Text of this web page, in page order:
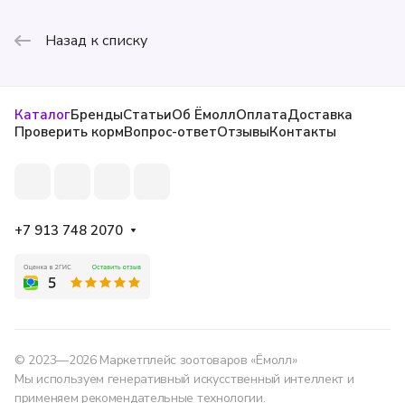
Назад к списку
КаталогБрендыСтатьиОб ЁмоллОплатаДоставка
Проверить кормВопрос-ответОтзывыКонтакты
+7 913 748 2070
© 2023—2026 Маркетплейс зоотоваров «Ёмолл»
Мы используем генеративный искусственный интеллект и
применяем рекомендательные технологии.